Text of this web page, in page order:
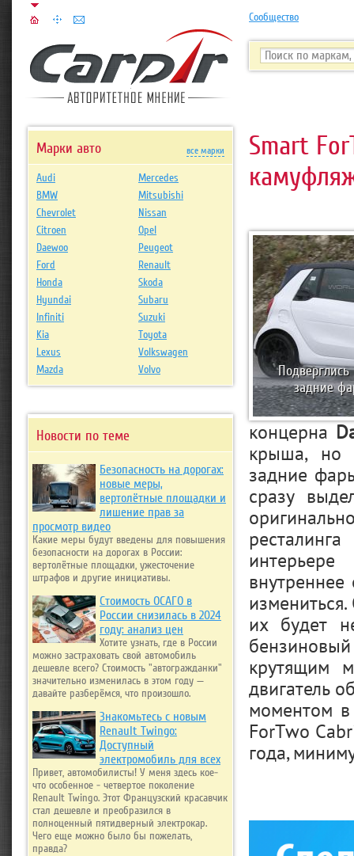
Сообщество
Smart
задние
концерна
крыша, но
задние
сразу
их будет
крутящим
двигатель
моментом
ForTwo
года,
Марки авто все марки
Audi
Mercedes
BMW
Mitsubishi
Chevrolet
Nissan
Citroen
Opel
Daewoo
Peugeot
Ford
Renault
Honda
Skoda
Hyundai
Subaru
Infiniti
Suzuki
Kia
Toyota
Lexus
Volkswagen
Mazda
Volvo
Новости по теме
Безопасность на дорогах:
новые меры,
вертолётные площадки и
лишение прав за
просмотр видео
Какие меры будут введены для повышения
безопасности на дорогах в России:
вертолётные площадки, ужесточение
штрафов и другие инициативы.
Стоимость ОСАГО в
России снизилась в 2024
году: анализ цен
Хотите узнать, где в России
можно застраховать свой автомобиль
дешевле всего? Стоимость "автогражданки"
значительно изменилась в этом году —
давайте разберёмся, что произошло.
Знакомьтесь с новым
Renault Twingo:
Доступный
электромобиль для всех
Привет, автомобилисты! У меня здесь кое-
что особенное - четвертое поколение
Renault Twingo. Этот Французский красавчик
стал дешевле и преобразился в
полноценный пятидверный электрокар.
Чего еще можно было бы пожелать,
правда?